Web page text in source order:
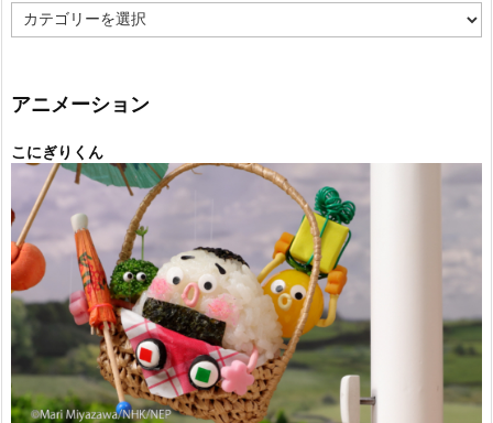
テ
ー
アニメーション
こにぎりくん